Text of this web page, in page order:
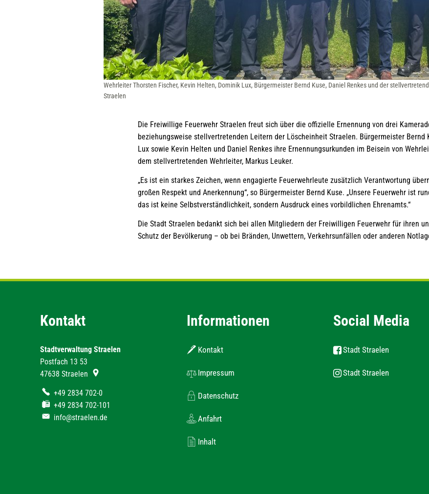
Wehrleiter Thorsten Fischer, Kevin Helten, Dominik Lux, Bürgermeister Bernd Kuse, Daniel Renkes und der
Straelen
Die Freiwillige Feuerwehr Straelen freut sich über die offizielle Ernennung von drei
beziehungsweise stellvertretenden Leitern der Löscheinheit Straelen. Bürgermeister Bernd
Lux sowie Kevin Helten und Daniel Renkes ihre Ernennungsurkunden im Beisein von
dem stellvertretenden Wehrleiter, Markus Leuker.
„Es ist ein starkes Zeichen, wenn engagierte Feuerwehrleute zusätzlich Verantwortung
großen Respekt und Anerkennung“, so Bürgermeister Bernd Kuse. „Unsere Feuerwehr ist
das ist keine Selbstverständlichkeit, sondern Ausdruck eines vorbildlichen Ehrenamts.“
Die Stadt Straelen bedankt sich bei allen Mitgliedern der Freiwilligen Feuerwehr für ihren
Schutz der Bevölkerung – ob bei Bränden, Unwettern, Verkehrsunfällen oder anderen
Kontakt
Stadtverwaltung Straelen
Postfach 13 53
47638 Straelen
+49 2834 702-0
+49 2834 702-101
info@straelen.de
Informationen
Kontakt
Impressum
Datenschutz
Anfahrt
Inhalt
Social Media
Stadt Straelen
Stadt Straelen